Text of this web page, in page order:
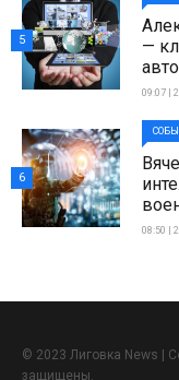
—
09:07 |
5
08:50 |
6
© 2023 Лиговка News |
защищены.